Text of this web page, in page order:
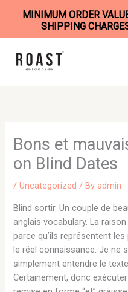
content
Bons et
on Blind Dates
/Uncategorized / Byadmin
Blind sortir. Un couple de
anglais vocabulary. La
parce qu’ils représentent
le réel connaissance. Je ne
simplement entendre le
Certainement, donc
MINIMUM ORDER
SHIPPING